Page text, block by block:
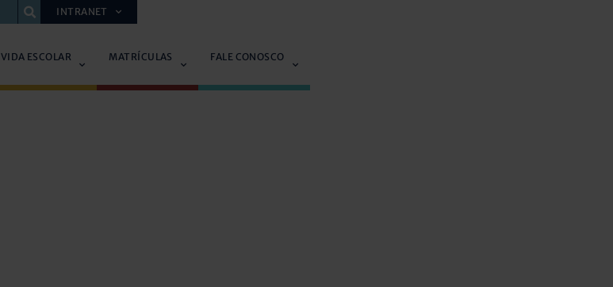
INTRANET
VIDA ESCOLAR MATRÍCULAS FALE CONOSCO